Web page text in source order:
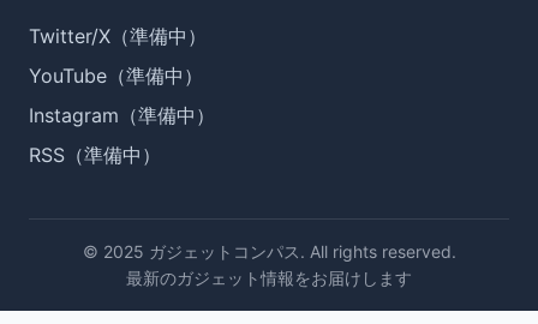
Twitter/X（準備中）
YouTube（準備中）
Instagram（準備中）
RSS（準備中）
© 2025 ガジェットコンパス. All rights reserved.
最新のガジェット情報をお届けします